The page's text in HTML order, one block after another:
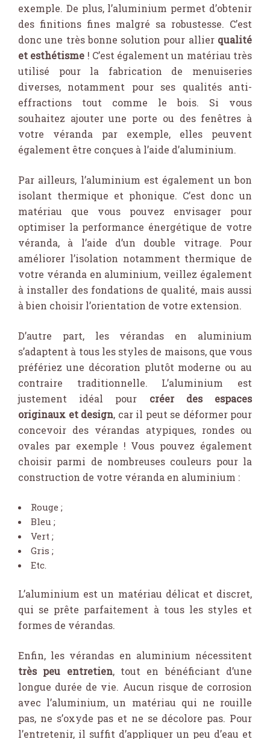
exemple. De plus, l’aluminium permet d’obtenir
des finitions fines malgré sa robustesse. C’est
donc une très bonne solution pour allier qualité
et esthétisme ! C’est également un matériau très
utilisé pour la fabrication de menuiseries
diverses, notamment pour ses qualités anti-
effractions tout comme le bois. Si vous
souhaitez ajouter une porte ou des fenêtres à
votre véranda par exemple, elles peuvent
également être conçues à l’aide d’aluminium.
Par ailleurs, l’aluminium est également un bon
isolant thermique et phonique. C’est donc un
matériau que vous pouvez envisager pour
optimiser la performance énergétique de votre
véranda, à l’aide d’un double vitrage. Pour
améliorer l’isolation notamment thermique de
votre véranda en aluminium, veillez également
à installer des fondations de qualité, mais aussi
à bien choisir l’orientation de votre extension.
D’autre part, les vérandas en aluminium
s’adaptent à tous les styles de maisons, que vous
préfériez une décoration plutôt moderne ou au
contraire traditionnelle. L’aluminium est
justement idéal pour créer des espaces
originaux et design, car il peut se déformer pour
concevoir des vérandas atypiques, rondes ou
ovales par exemple ! Vous pouvez également
choisir parmi de nombreuses couleurs pour la
construction de votre véranda en aluminium :
Rouge ;
Bleu ;
Vert ;
Gris ;
Etc.
L’aluminium est un matériau délicat et discret,
qui se prête parfaitement à tous les styles et
formes de vérandas.
Enfin, les vérandas en aluminium nécessitent
très peu entretien, tout en bénéficiant d’une
longue durée de vie. Aucun risque de corrosion
avec l’aluminium, un matériau qui ne rouille
pas, ne s’oxyde pas et ne se décolore pas. Pour
l’entretenir, il suffit d’appliquer un peu d’eau et